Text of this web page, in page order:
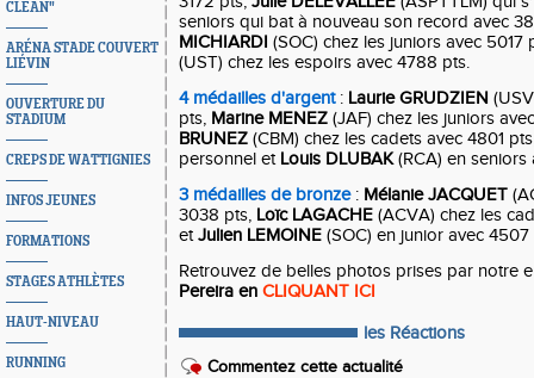
CLEAN"
ARÉNA STADE COUVERT
LIÉVIN
OUVERTURE DU
STADIUM
CREPS DE WATTIGNIES
INFOS JEUNES
FORMATIONS
STAGES ATHLÈTES
HAUT-NIVEAU
RUNNING
seniors qui bat à nouveau son record avec
MICHIARDI (SOC) chez les juniors avec 5017
(UST) chez les espoirs avec 4788 pts.
4 médailles d'argent: Laurie GRUDZIEN
pts, Marine MENEZ (JAF) chez les juniors
BRUNEZ (CBM) chez les cadets avec 4801
personnel et Louis DLUBAK(RCA) en seniors
3 médailles de bronze: Mélanie JACQUET
3038 pts, Loïc LAGACHE (ACVA) chez les
etJulien LEMOINE (SOC) en junior avec 4507
Retrouvez de belles photos prises par notre
Pereira en CLIQUANT ICI
les Réactions
Commentez cette actualité